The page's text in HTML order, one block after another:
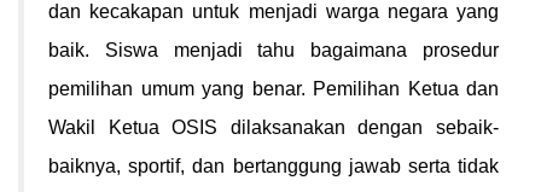
dan kecakapan untuk menjadi warga negara yang
baik. Siswa menjadi tahu bagaimana prosedur
pemilihan umum yang benar. Pemilihan Ketua dan
Wakil Ketua OSIS dilaksanakan dengan sebaik-
baiknya, sportif, dan bertanggung jawab serta tidak